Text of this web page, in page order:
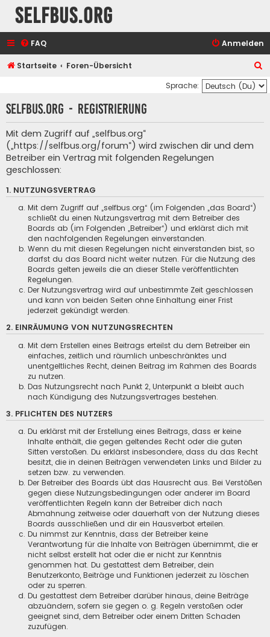
selfbus.org
FAQ Anmelden
Startseite Foren-Übersicht
u
c
Sprache:
selfbus.org - Registrierung
Mit dem Zugriff auf „selfbus.org“
(„https://selfbus.org/forum“) wird zwischen dir und dem
Betreiber ein Vertrag mit folgenden Regelungen
geschlossen:
1. NUTZUNGSVERTRAG
Mit dem Zugriff auf „selfbus.org“ (im Folgenden „das Board“)
schließt du einen Nutzungsvertrag mit dem Betreiber des
Boards ab (im Folgenden „Betreiber“) und erklärst dich mit
den nachfolgenden Regelungen einverstanden.
Wenn du mit diesen Regelungen nicht einverstanden bist, so
darfst du das Board nicht weiter nutzen. Für die Nutzung des
Boards gelten jeweils die an dieser Stelle veröffentlichten
Regelungen.
Der Nutzungsvertrag wird auf unbestimmte Zeit geschlossen
und kann von beiden Seiten ohne Einhaltung einer Frist
jederzeit gekündigt werden.
2. EINRÄUMUNG VON NUTZUNGSRECHTEN
Mit dem Erstellen eines Beitrags erteilst du dem Betreiber ein
einfaches, zeitlich und räumlich unbeschränktes und
unentgeltliches Recht, deinen Beitrag im Rahmen des Boards
zu nutzen.
Das Nutzungsrecht nach Punkt 2, Unterpunkt a bleibt auch
nach Kündigung des Nutzungsvertrages bestehen.
3. PFLICHTEN DES NUTZERS
Du erklärst mit der Erstellung eines Beitrags, dass er keine
Inhalte enthält, die gegen geltendes Recht oder die guten
Sitten verstoßen. Du erklärst insbesondere, dass du das Recht
besitzt, die in deinen Beiträgen verwendeten Links und Bilder zu
setzen bzw. zu verwenden.
Der Betreiber des Boards übt das Hausrecht aus. Bei Verstößen
gegen diese Nutzungsbedingungen oder anderer im Board
veröffentlichten Regeln kann der Betreiber dich nach
Abmahnung zeitweise oder dauerhaft von der Nutzung dieses
Boards ausschließen und dir ein Hausverbot erteilen.
Du nimmst zur Kenntnis, dass der Betreiber keine
Verantwortung für die Inhalte von Beiträgen übernimmt, die er
nicht selbst erstellt hat oder die er nicht zur Kenntnis
genommen hat. Du gestattest dem Betreiber, dein
Benutzerkonto, Beiträge und Funktionen jederzeit zu löschen
oder zu sperren.
Du gestattest dem Betreiber darüber hinaus, deine Beiträge
abzuändern, sofern sie gegen o. g. Regeln verstoßen oder
geeignet sind, dem Betreiber oder einem Dritten Schaden
zuzufügen.